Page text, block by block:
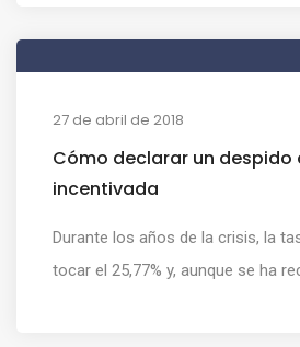
27 de abril de 2018
Cómo declarar un despido
incentivada
Durante los años de la crisis, la
tocar el 25,77% y, aunque se ha